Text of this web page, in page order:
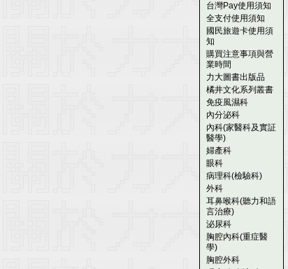
台灣Pay使用須知
全支付使用須知
國民旅遊卡使用須
知
購買注意事項與營
業時間
力大圖書出版品
橘井文化系列叢書
免疫風濕科
內分泌科
內科(家醫科及實証
醫學)
婦產科
眼科
病理科(檢驗科)
外科
耳鼻喉科(聽力和語
言治療)
泌尿科
胸腔內科(重症醫
學)
胸腔外科